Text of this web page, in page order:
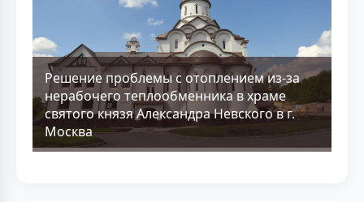
Решение проблемы с отоплением из-за
нерабочего теплообменника в храме
святого князя Александра Невского в г.
Москва